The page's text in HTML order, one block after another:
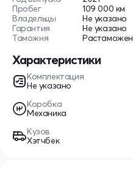
Пробег
109 000 км
Владельцы
Не указано
Гарантия
Не указано
Таможня
Растаможен
Характеристики
Комплектация
Не указано
Коробка
Механика
Кузов
Хэтчбек